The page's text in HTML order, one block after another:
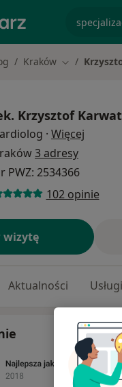
Kraków Zmień miasto
Krzysztof Karwat
· Więcej
3 adresy
PWZ: 2534366
102 opinie
wizytę
Aktualności